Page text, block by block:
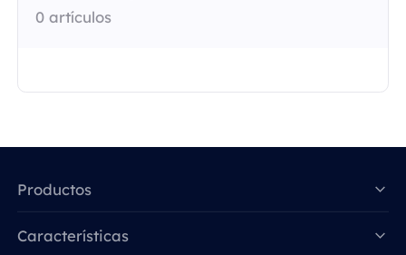
0 artículos
Productos
Características